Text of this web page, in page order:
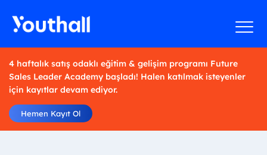
4 haftalık satış odaklı eğitim & gelişim programı Future
Sales Leader Academy başladı! Halen katılmak isteyenler
için kayıtlar devam ediyor.
Hemen Kayıt Ol